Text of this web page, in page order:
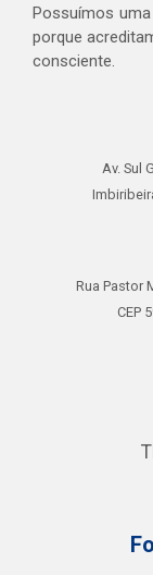
Possuímos
porque
consciente.
Av. Sul
Rua Pastor
CEP